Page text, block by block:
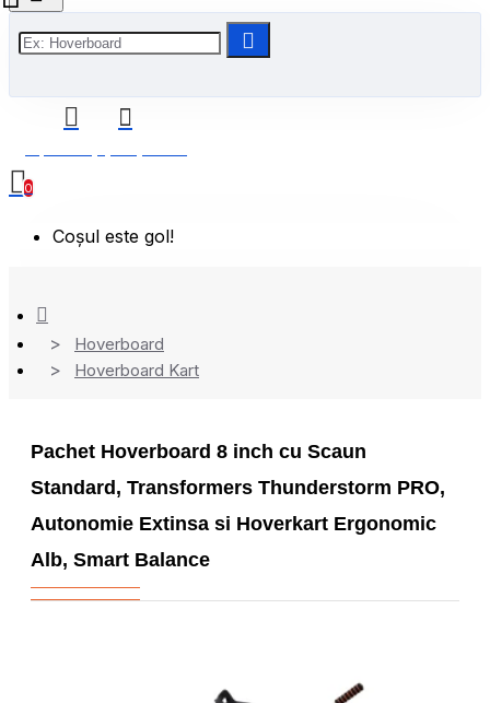
0
Coșul este gol!
Hoverboard
Hoverboard Kart
Pachet Hoverboard 8 inch cu Scaun
Standard, Transformers Thunderstorm PRO,
Autonomie Extinsa si Hoverkart Ergonomic
Alb, Smart Balance